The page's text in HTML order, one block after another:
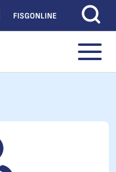
FISGONLINE